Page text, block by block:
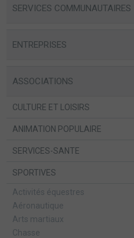
SERVICES COMMUNAUTAIRES
ENTREPRISES
ASSOCIATIONS
CULTURE ET LOISIRS
ANIMATION POPULAIRE
SERVICES-SANTE
SPORTIVES
Activités équestres
Aéronautique
Arts martiaux
Chasse